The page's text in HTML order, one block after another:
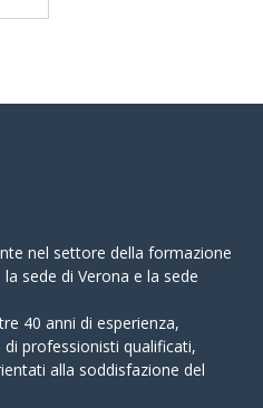
nel settore della formazione
sede di Verona e la sede
40 anni di esperienza,
professionisti qualificati,
alla soddisfazione del